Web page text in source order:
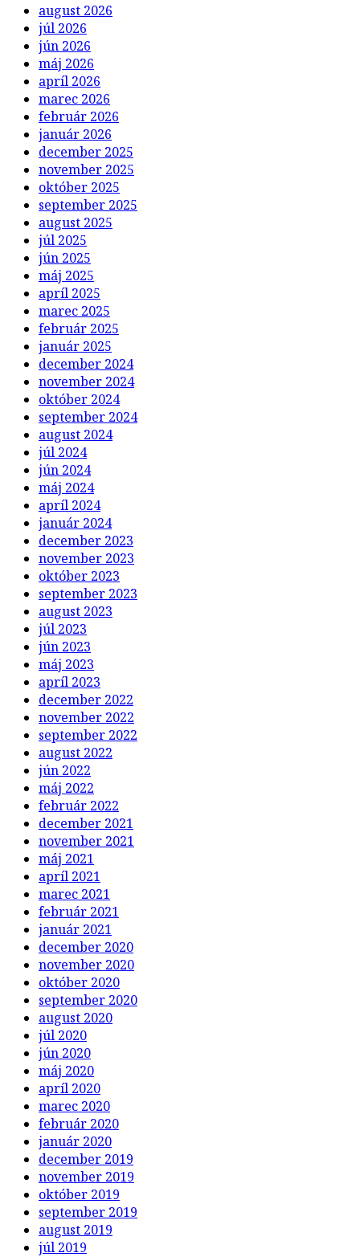
august 2026
júl 2026
jún 2026
máj 2026
apríl 2026
marec 2026
február 2026
január 2026
december 2025
november 2025
október 2025
september 2025
august 2025
júl 2025
jún 2025
máj 2025
apríl 2025
marec 2025
február 2025
január 2025
december 2024
november 2024
október 2024
september 2024
august 2024
júl 2024
jún 2024
máj 2024
apríl 2024
január 2024
december 2023
november 2023
október 2023
september 2023
august 2023
júl 2023
jún 2023
máj 2023
apríl 2023
december 2022
november 2022
september 2022
august 2022
jún 2022
máj 2022
február 2022
december 2021
november 2021
máj 2021
apríl 2021
marec 2021
február 2021
január 2021
december 2020
november 2020
október 2020
september 2020
august 2020
júl 2020
jún 2020
máj 2020
apríl 2020
marec 2020
február 2020
január 2020
december 2019
november 2019
október 2019
september 2019
august 2019
júl 2019